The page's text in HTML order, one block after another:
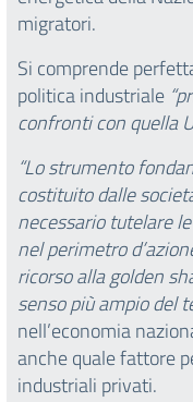
migratori.
Si comprende
politica industriale
confronti con quella
“Lo strumento
costituito dalle
necessario tutelare
nel perimetro
ricorso alla golden
senso più ampio del
nell’economia
anche quale fattore
industriali privati.